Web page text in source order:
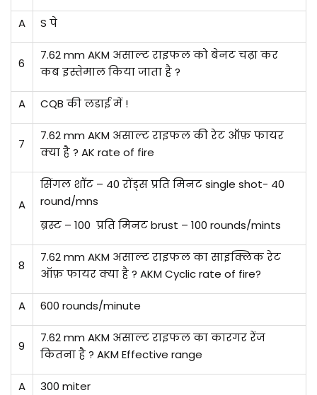
A S पे
6
7.62 mm AKM असाल्ट राइफल को बेनट चढ़ा कर
कब इस्तेमाल किया जाता है ?
A CQB की लडाई में !
7
7.62 mm AKM असाल्ट राइफल की रेट ऑफ़ फायर
क्या है ? AK rate of fire
A
सिंगल शॉट – 40 रोंड्स प्रति मिनट single shot- 40
round/mns
ब्रस्ट – 100 प्रति मिनट brust – 100 rounds/mints
8
7.62 mm AKM असाल्ट राइफल का साइक्लिक रेट
ऑफ़ फायर क्या है ? AKM Cyclic rate of fire?
A 600 rounds/minute
9
7.62 mm AKM असाल्ट राइफल का कारगर रेंज
कितना है ? AKM Effective range
A 300 miter